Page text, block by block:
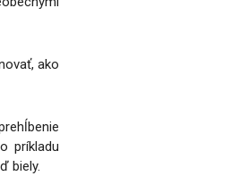
ako
príkladu
biely.